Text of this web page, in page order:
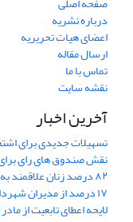
درباره نشریه
اعضای هیات تحریریه
ارسال مقاله
تماس با ما
نقشه سایت
آخرین اخبار
تسهیلات جدیدی برای
نقش صندوق های رای
۸۲ درصد زنان علاقمند به کسب و کارهای خانگی
۱۷ درصد از مدیران شهرداری تهران زنان هستند
لایحه اعطای تابعیت از